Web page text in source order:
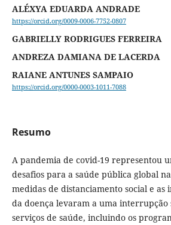
ALÉXYA EDUARDA ANDRADE
https://orcid.org/0009-0006-7752-0807
GABRIELLY RODRIGUES FERREIRA
ANDREZA DAMIANA DE LACERDA
RAIANE ANTUNES SAMPAIO
https://orcid.org/0000-0003-1011-7088
Resumo
A pandemia de covid-19 representou
desafios para a saúde pública global
medidas de distanciamento social e as
da doença levaram a uma interrupção
serviços de saúde, incluindo os